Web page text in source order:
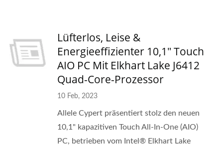
Lüfterlos, Leise &
Energieeffizienter 10,1" Touch
AIO PC Mit Elkhart Lake J6412
Quad-Core-Prozessor
10 Feb, 2023
Allele Cypert präsentiert stolz den neuen
10,1" kapazitiven Touch All-In-One (AIO)
PC, betrieben vom Intel® Elkhart Lake